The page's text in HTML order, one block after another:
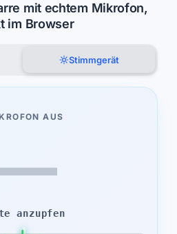
mit echtem Mikrofon,
im Browser
Stimmgerät
AUS
anzupfen